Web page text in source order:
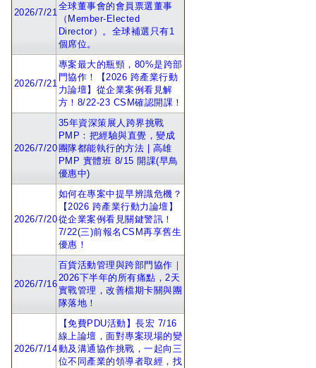
2026/7/21
全球董事會的會員票選董事
（Member-Elected
Director）。全球補選只有1
個席位。
2026/7/21
專案最大的瓶頸，80%是跨部
門協作！【2026 跨產業行動
力論壇】從企業案例看見解
方！8/22-23 CSM確認開課！
2026/7/20
35年資深策展人跨界挑戰
PMP：把經驗與直覺，變成
團隊都能執行的方法 | 高雄
PMP 實體班 8/15 開課(早鳥
優惠中)
2026/7/20
如何在專案中提早辨識危機？
【2026 跨產業行動力論壇】
從企業案例看見關鍵警訊！
7/22(三)前報名CSM再享舊生
優惠！
2026/7/16
百貨活動管理與跨部門協作｜
2026下半年的所有痛點，2天
實戰管理，改善檔期卡關與團
隊落地！
2026/7/14
【免費PDU活動】長宏 7/16
線上論壇，面對專案現場的變
動及溝通協作挑戰，一起向三
位不同產業的領導者取經，找